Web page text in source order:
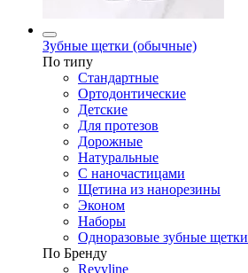
Зубные щетки (обычные)
По типу
Стандартные
Ортодонтические
Детские
Для протезов
Дорожные
Натуральные
С наночастицами
Щетина из нанорезины
Эконом
Наборы
Одноразовые зубные щетки
По Бренду
Revyline